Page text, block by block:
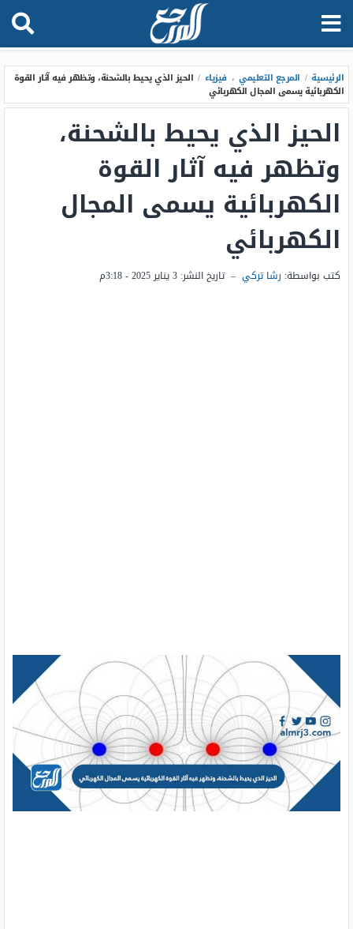
الرئيسية / المرجع التعليمي ، فيزياء / الحيز الذي يحيط بالشحنة، وتظهر فيه آثار القوة
الكهربائية يسمى المجال الكهربائي
الحيز الذي يحيط بالشحنة،
وتظهر فيه آثار القوة
الكهربائية يسمى المجال
الكهربائي
كتب بواسطة: رشا تركي – تاريخ النشر: 3 يناير 2025 - 3:18م